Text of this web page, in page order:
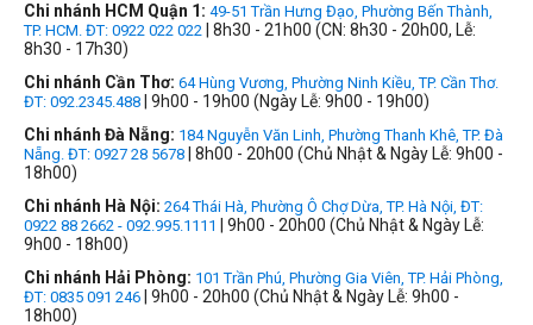
Chi nhánh HCM Quận 1: 49-51 Trần Hưng Đạo, Phường Bến Thành,
TP. HCM. ĐT: 0922 022 022 | 8h30 - 21h00 (CN: 8h30 - 20h00, Lễ:
8h30 - 17h30)
Chi nhánh Cần Thơ: 64 Hùng Vương, Phường Ninh Kiều, TP. Cần Thơ.
ĐT: 092.2345.488 | 9h00 - 19h00 (Ngày Lễ: 9h00 - 19h00)
Chi nhánh Đà Nẵng: 184 Nguyễn Văn Linh, Phường Thanh Khê, TP. Đà
Nẵng. ĐT: 0927 28 5678 | 8h00 - 20h00 (Chủ Nhật & Ngày Lễ: 9h00 -
18h00)
Chi nhánh Hà Nội: 264 Thái Hà, Phường Ô Chợ Dừa, TP. Hà Nội, ĐT:
0922 88 2662 - 092.995.1111
| 9h00 - 20h00 (Chủ Nhật & Ngày Lễ:
9h00 - 18h00)
Chi nhánh Hải Phòng: 101 Trần Phú, Phường Gia Viên, TP. Hải Phòng,
ĐT: 0835 091 246 | 9h00 - 20h00 (Chủ Nhật & Ngày Lễ: 9h00 -
18h00)